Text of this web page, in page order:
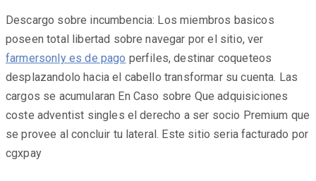
Descargo sobre incumbencia: Los miembros basicos
poseen total libertad sobre navegar por el sitio, ver
farmersonly es de pago perfiles, destinar coqueteos
desplazandolo hacia el cabello transformar su cuenta. Las
cargos se acumularan En Caso sobre Que adquisiciones
coste adventist singles el derecho a ser socio Premium que
se provee al concluir tu lateral. Este sitio seri­a facturado por
cgxpay